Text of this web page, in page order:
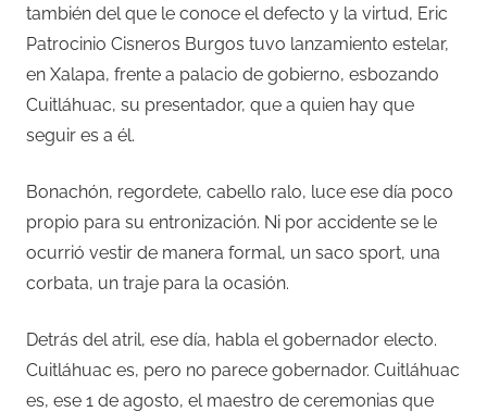
también del que le conoce el defecto y la virtud, Eric
Patrocinio Cisneros Burgos tuvo lanzamiento estelar,
en Xalapa, frente a palacio de gobierno, esbozando
Cuitláhuac, su presentador, que a quien hay que
seguir es a él.
Bonachón, regordete, cabello ralo, luce ese día poco
propio para su entronización. Ni por accidente se le
ocurrió vestir de manera formal, un saco sport, una
corbata, un traje para la ocasión.
Detrás del atril, ese día, habla el gobernador electo.
Cuitláhuac es, pero no parece gobernador. Cuitláhuac
es, ese 1 de agosto, el maestro de ceremonias que